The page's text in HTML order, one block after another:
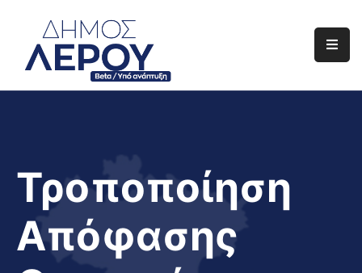
Αρχική
Διαφάνεια
Το
Νησί
Τροποποίηση
Απόφασης